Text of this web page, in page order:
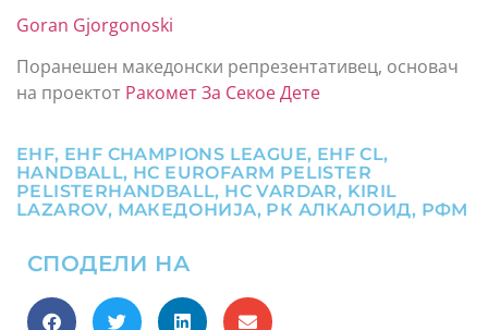
Goran Gjorgonoski
Поранешен македонски репрезентативец, основач
на проектот Ракомет За Секое Дете
EHF, EHF CHAMPIONS LEAGUE, EHF CL,
HANDBALL, HC EUROFARM PELISTER
PELISTERHANDBALL, HC VARDAR, KIRIL
LAZAROV, МАКЕДОНИЈА, РК АЛКАЛОИД, РФМ
СПОДЕЛИ НА